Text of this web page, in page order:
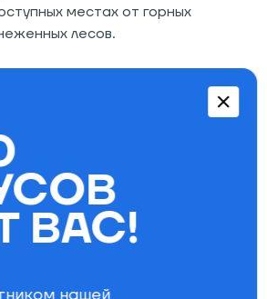
местах от горных
лесов.
из
тополя
поверхность с
покрытием
Base
ВАС!
нашей